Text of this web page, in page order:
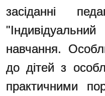
засіданні
навчання.
до дітей з
практичними